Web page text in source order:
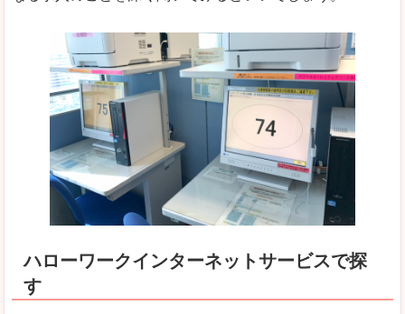
ハローワークインターネットサービスで探
す